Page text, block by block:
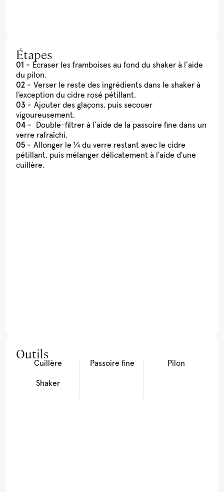
Étapes
Écraser les framboises au fond du shaker à l’aide
du pilon.
Verser le reste des ingrédients dans le shaker à
l’exception du cidre rosé pétillant.
Ajouter des glaçons, puis secouer
vigoureusement.
Double-filtrer à l’aide de la passoire fine dans un
verre rafraîchi.
Allonger le ¼ du verre restant avec le cidre
pétillant, puis mélanger délicatement à l'aide d'une
cuillère.
Outils
Cuillère Passoire fine Pilon
Shaker